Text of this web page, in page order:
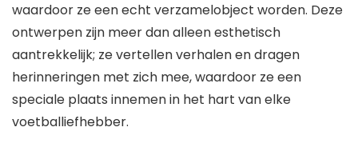
waardoor ze een echt verzamelobject worden. Deze
ontwerpen zijn meer dan alleen esthetisch
aantrekkelijk; ze vertellen verhalen en dragen
herinneringen met zich mee, waardoor ze een
speciale plaats innemen in het hart van elke
voetballiefhebber.